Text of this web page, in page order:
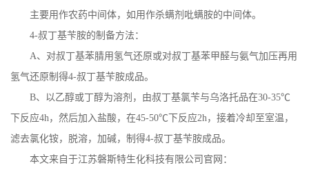
主要用作农药中间体，如用作杀螨剂吡螨胺的中间体。
4-叔丁基苄胺的制备方法：
A、对叔丁基苯腈用氢气还原或对叔丁基苯甲醛与氨气加压再用
氢气还原制得4-叔丁基苄胺成品。
B、以乙醇或丁醇为溶剂，由叔丁基氯苄与乌洛托品在30-35℃
下反应4h，然后加入盐酸，在45-50℃下反应2h，接着冷却至室温，
滤去氯化铵，脱溶，加碱，制得4-叔丁基苄胺成品。
本文来自于江苏磐斯特生化科技有限公司官网：